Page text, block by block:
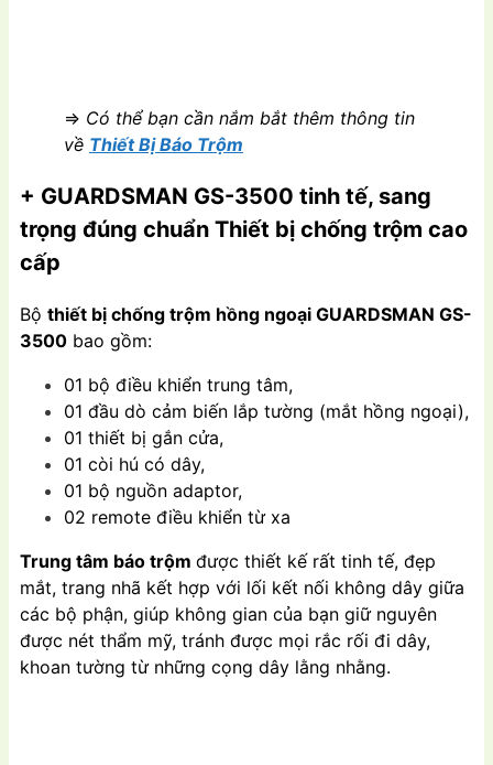
=> Có thể bạn cần nắm bắt thêm thông tin
về Thiết Bị Báo Trộm
+ GUARDSMAN GS-3500 tinh tế, sang
trọng đúng chuẩn Thiết bị chống trộm cao
cấp
Bộ thiết bị chống trộm hồng ngoại GUARDSMAN GS-
3500 bao gồm:
01 bộ điều khiển trung tâm,
01 đầu dò cảm biến lắp tường (mắt hồng ngoại),
01 thiết bị gắn cửa,
01 còi hú có dây,
01 bộ nguồn adaptor,
02 remote điều khiển từ xa
Trung tâm báo trộm được thiết kế rất tinh tế, đẹp
mắt, trang nhã kết hợp với lối kết nối không dây giữa
các bộ phận, giúp không gian của bạn giữ nguyên
được nét thẩm mỹ, tránh được mọi rắc rối đi dây,
khoan tường từ những cọng dây lằng nhằng.